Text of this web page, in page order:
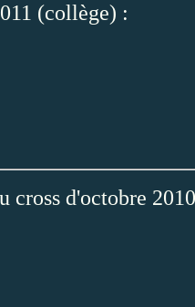
(collège) :
cross d'octobre